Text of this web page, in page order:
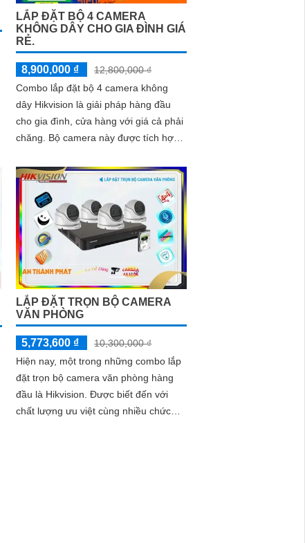
LẮP ĐẶT BỘ 4 CAMERA
KHÔNG DÂY CHO GIA ĐÌNH GIÁ
RẺ.
8,900,000 ₫
12,800,000 ₫
Combo lắp đặt bộ 4 camera không
dây Hikvision là giải pháp hàng đầu
cho gia đình, cửa hàng với giá cả phải
chăng. Bộ camera này được tích hợp
âm thanh và phát ra cảnh báo nhanh
chóng
LẮP ĐẶT TRỌN BỘ CAMERA
VĂN PHÒNG
5,773,600 ₫
10,300,000 ₫
Hiện nay, một trong những combo lắp
đặt trọn bộ camera văn phòng hàng
đầu là Hikvision. Được biết đến với
chất lượng ưu việt cùng nhiều chức